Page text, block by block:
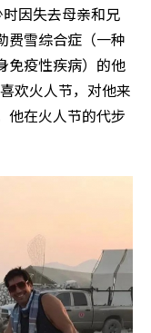
因失去母亲和兄
费雪综合症（一种
免疫性疾病）的他
欢火人节，对他来
他在火人节的代步